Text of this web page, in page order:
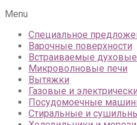
Menu
Специальное
Варочные поверхности
Встраиваемые
Микроволновые печи
Вытяжки
Газовые и
Посудомоечные
Стиральные и